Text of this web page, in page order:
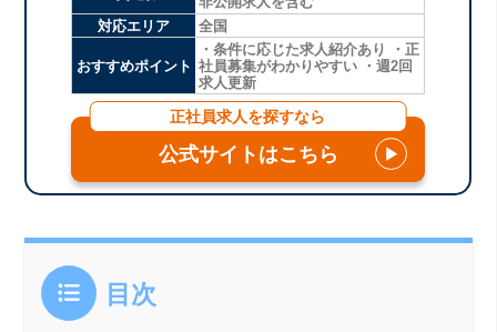
対応エリア
全国
おすすめポイント
・条件に応じた求人紹介あり ・正
社員募集がわかりやすい ・週2回
求人更新
正社員求人を探すなら
公式サイトはこちら ▶
目次